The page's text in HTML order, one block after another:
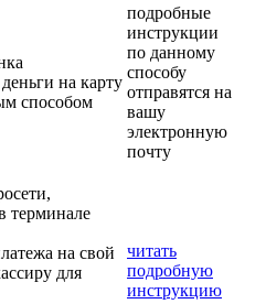
на карту
способом
подробные
инструкции
по данному
способу
отправятся на
вашу
электронную
почту
терминале
на свой
для
читать
подробную
инструкцию